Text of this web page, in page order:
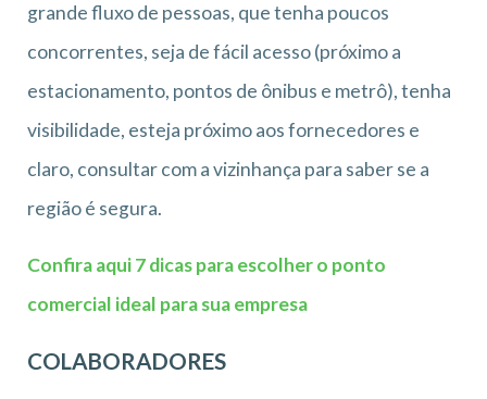
grande fluxo de pessoas, que tenha poucos
concorrentes, seja de fácil acesso (próximo a
estacionamento, pontos de ônibus e metrô), tenha
visibilidade, esteja próximo aos fornecedores e
claro, consultar com a vizinhança para saber se a
região é segura.
Confira aqui 7 dicas para escolher o ponto
comercial ideal para sua empresa
COLABORADORES